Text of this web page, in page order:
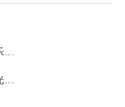
父子欢乐健身游戏攻略大全（父子欢乐健身游戏攻略大全图片）
橙光游戏制作人物背影教程攻略（橙光游戏制作人物背影教程攻略视频）